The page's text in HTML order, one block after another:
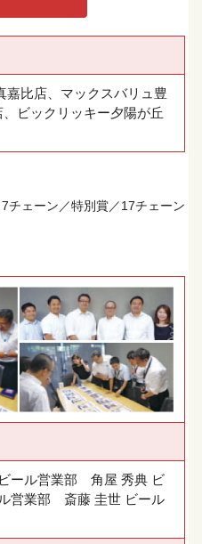
嘉比店、マックスバリュ豊
ビックリッキー夕陽が丘
チェーン／特別賞／17チェーン
ール営業部 角屋 秀典 ビ
営業部 斎藤 圭世 ビール